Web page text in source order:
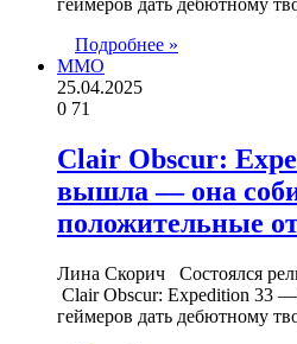
геймеров дать дебютному
Подробнее »
ММО
25.04.2025
0 71
Clair Obscur:
вышла — она
положительные
Лина Скорич Состоялся
Clair Obscur: Expedition 33
геймеров дать дебютному